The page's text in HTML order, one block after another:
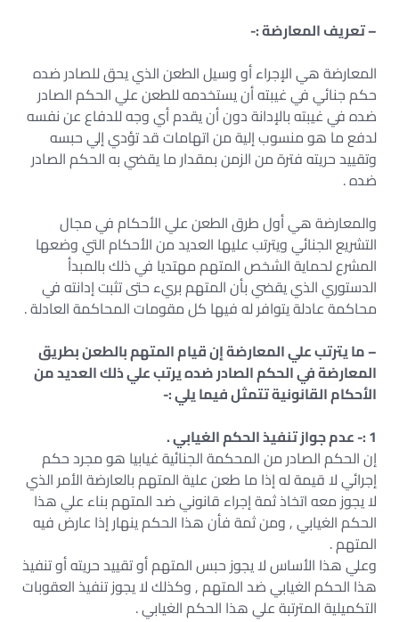
– تعريف المعارضة :-
المعارضة هي الإجراء أو وسيل الطعن الذي يحق للصادر ضده
حكم جنائي في غيبته أن يستخدمه للطعن علي الحكم الصادر
ضده في غيبته بالإدانة دون أن يقدم أي وجه للدفاع عن نفسه
لدفع ما هو منسوب إلية من اتهامات قد تؤدي إلي حبسه
وتقييد حريته فترة من الزمن بمقدار ما يقضي به الحكم الصادر
ضده .
والمعارضة هي أول طرق الطعن علي الأحكام في مجال
التشريع الجنائي ويترتب عليها العديد من الأحكام التي وضعها
المشرع لحماية الشخص المتهم مهتديا في ذلك بالمبدأ
الدستوري الذي يقضي بأن المتهم بريء حتى تثبت إدانته في
محاكمة عادلة يتوافر له فيها كل مقومات المحاكمة العادلة .
– ما يترتب علي المعارضة إن قيام المتهم بالطعن بطريق
المعارضة في الحكم الصادر ضده يرتب علي ذلك العديد من
الأحكام القانونية تتمثل فيما يلي :-
1 :- عدم جواز تنفيذ الحكم الغيابي .
إن الحكم الصادر من المحكمة الجنائية غيابيا هو مجرد حكم
إجرائي لا قيمة له إذا ما طعن علية المتهم بالعارضة الأمر الذي
لا يجوز معه اتخاذ ثمة إجراء قانوني ضد المتهم بناء علي هذا
الحكم الغيابي , ومن ثمة فأن هذا الحكم ينهار إذا عارض فيه
المتهم .
وعلي هذا الأساس لا يجوز حبس المتهم أو تقييد حريته أو تنفيذ
هذا الحكم الغيابي ضد المتهم , وكذلك لا يجوز تنفيذ العقوبات
التكميلية المترتبة علي هذا الحكم الغيابي .